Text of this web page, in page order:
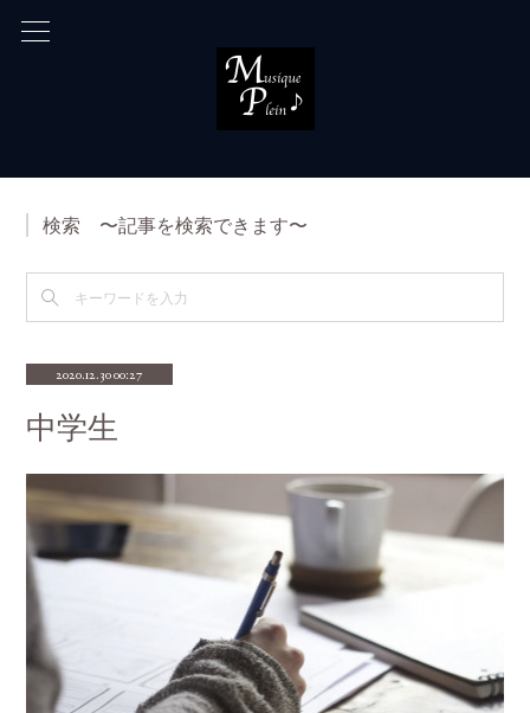
検索 〜記事を検索できます〜
2020.12.30 00:27
中学生